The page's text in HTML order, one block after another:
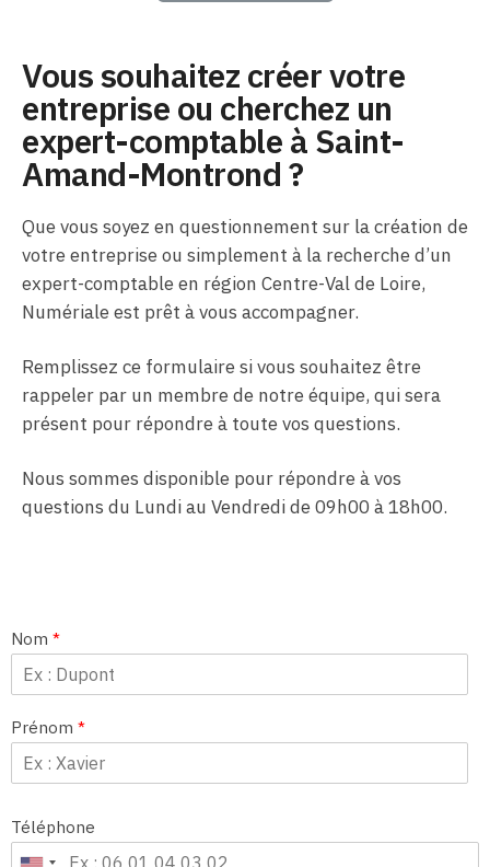
Vous souhaitez créer votre
entreprise ou cherchez un
expert-comptable à Saint-
Amand-Montrond ?
Que vous soyez en questionnement sur la création de
votre entreprise ou simplement à la recherche d’un
expert-comptable en région Centre-Val de Loire,
Numériale est prêt à vous accompagner.
Remplissez ce formulaire si vous souhaitez être
rappeler par un membre de notre équipe, qui sera
présent pour répondre à toute vos questions.
Nous sommes disponible pour répondre à vos
questions du Lundi au Vendredi de 09h00 à 18h00.
Nom *
Prénom *
Téléphone